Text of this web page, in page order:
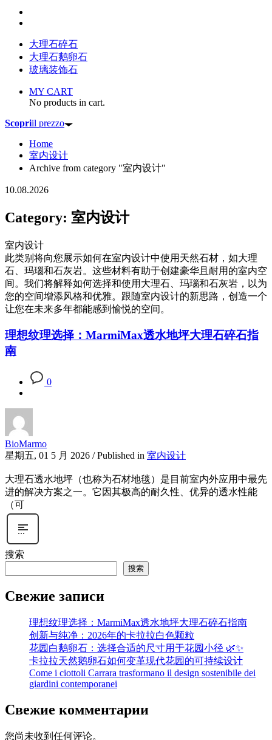
大理石碎石
大理石鹅卵石
玻璃装饰石
MY CART
No products in cart.
Scopriil prezzo
Home
室内设计
Archive from category "室内设计"
10.08.2026
Category: 室内设计
室内设计
此类别将向您展示如何在室内设计中使用天然石材，如大理
石、玛瑙和石灰岩。这些材料有助于创建豪华且耐用的室内空
间。我们将解释如何选择和使用大理石、玛瑙和石灰岩，以为
您的空间增添风格和优雅。跟随室内设计的新思路，创造一个
让您在未来多年都能感到愉悦的空间。
理想纹理选择：MarmiMax透水地坪大理石碎石指
南
0
BioMarmo
星期五, 01 5 月 2026 / Published in 室内设计
大理石透水地坪（也称为石材地毯）是目前室内外应用中最先
进的解决方案之一。它因其极高的耐久性、优异的透水性能
（可
搜索
搜索
Свежие записи
理想纹理选择：MarmiMax透水地坪大理石碎石指南
创新与纯净：2026年的卡拉拉白色颗粒
花园白鹅卵石：选择合适的尺寸用于花园小径 🌿✨
卡拉拉天然鹅卵石如何变革现代花园的可持续设计
Come i ciottoli Carrara trasformano il design sostenibile dei
giardini contemporanei
Свежие комментарии
您尚未收到任何评论。